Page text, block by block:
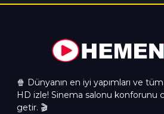
🍿 Dünyanın en iyi yapımları ve
HD izle! Sinema salonu konforunu
getir. 🎬